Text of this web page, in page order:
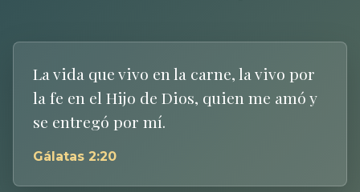
La vida que vivo en la carne, la vivo por
la fe en el Hijo de Dios, quien me amó y
se entregó por mí.
Gálatas 2:20